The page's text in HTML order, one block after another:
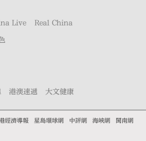
Live Real China
港澳速遞 大文健康
經濟導報 星島環球網 中評網 海峽網
閩南網